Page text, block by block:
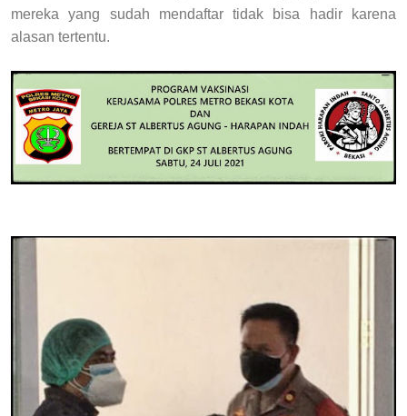
mereka yang sudah mendaftar tidak bisa hadir karena
alasan tertentu.